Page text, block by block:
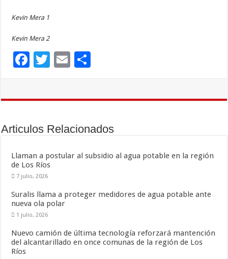
Kevin Mera 1
Kevin Mera 2
F
o
k
T
E
ar
r
Articulos Relacionados
Llaman a postular al subsidio al agua potable en la región
de Los Ríos
7 julio, 2026
Suralis llama a proteger medidores de agua potable ante
nueva ola polar
1 julio, 2026
Nuevo camión de última tecnología reforzará mantención
del alcantarillado en once comunas de la región de Los
Ríos